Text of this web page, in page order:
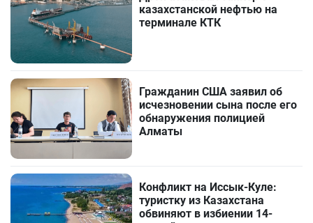
казахстанской нефтью на
терминале КТК
Гражданин США заявил об
исчезновении сына после его
обнаружения полицией
Алматы
Конфликт на Иссык-Куле:
туристку из Казахстана
обвиняют в избиении 14-